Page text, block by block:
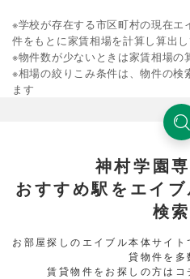
※学校が存在する市区町村の現在エ
件をもとに家賃相場を計算し算出し
※物件数が少ないときは家賃相場の
※相場の絞りこみ条件は、物件の検
ます
神村学園
おすすめ駅をエイ
検索
お部屋探しのエイブル本体サイ
貸物件を多
賃貸物件をお探しの方はコ